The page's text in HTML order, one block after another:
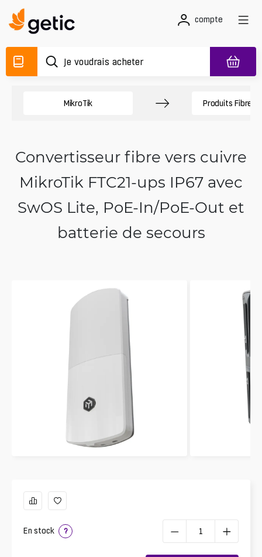
compte
MikroTik Produits Fibres
Convertisseur fibre vers cuivre
MikroTik FTC21-ups IP67 avec
SwOS Lite, PoE-In/PoE-Out et
batterie de secours
En stock ?